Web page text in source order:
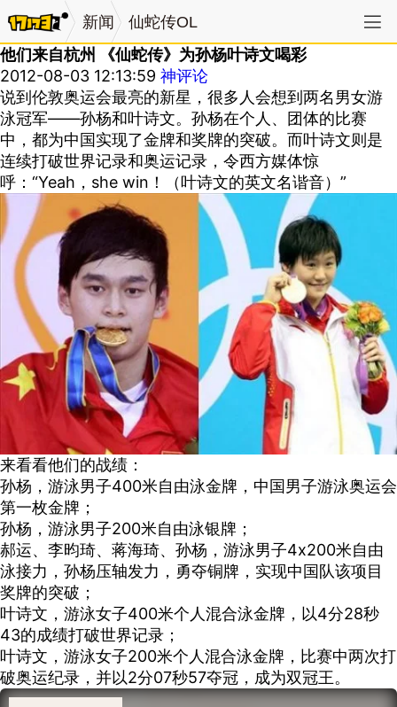
新闻 仙蛇传OL
他们来自杭州 《仙蛇传》为孙杨叶诗文喝彩
2012-08-03 12:13:59 神评论
说到伦敦奥运会最亮的新星，很多人会想到两名男女游
泳冠军——孙杨和叶诗文。孙杨在个人、团体的比赛
中，都为中国实现了金牌和奖牌的突破。而叶诗文则是
连续打破世界记录和奥运记录，令西方媒体惊
呼：“Yeah，she win！（叶诗文的英文名谐音）”
来看看他们的战绩：
孙杨，游泳男子400米自由泳金牌，中国男子游泳奥运会
第一枚金牌；
孙杨，游泳男子200米自由泳银牌；
郝运、李昀琦、蒋海琦、孙杨，游泳男子4x200米自由
泳接力，孙杨压轴发力，勇夺铜牌，实现中国队该项目
奖牌的突破；
叶诗文，游泳女子400米个人混合泳金牌，以4分28秒
43的成绩打破世界记录；
叶诗文，游泳女子200米个人混合泳金牌，比赛中两次打
破奥运纪录，并以2分07秒57夺冠，成为双冠王。